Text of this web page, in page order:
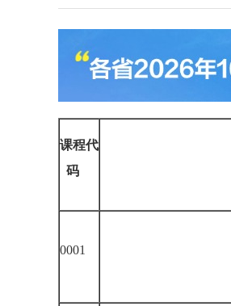
课程代
码
0001